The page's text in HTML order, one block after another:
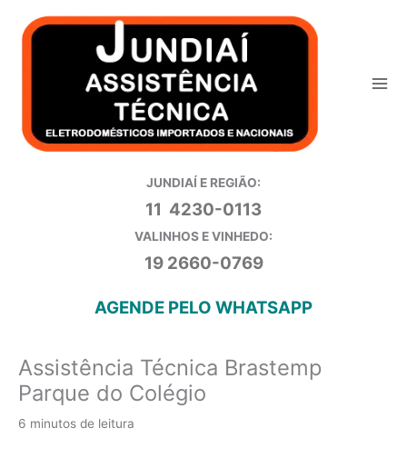
para
JUNDIAÍ E REGIÃO:
11 4230-0113
VALINHOS E VINHEDO:
19 2660-0769
AGENDE PELO WHATSAPP
Assistência Técnica Brastemp
Parque do Colégio
6 minutos de leitura